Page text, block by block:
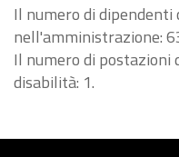
Il numero di
nell'amministrazione:
Il numero di postazioni
disabilità: 1.